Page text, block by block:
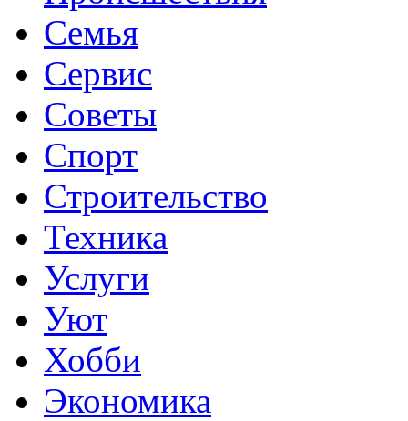
Семья
Сервис
Советы
Спорт
Строительство
Техника
Услуги
Уют
Хобби
Экономика